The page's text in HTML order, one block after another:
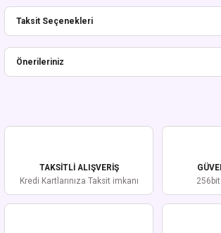
Bu ürüne ilk yorumu siz yapın!
Taksit Seçenekleri
Önerileriniz
Ürün resmi kalitesiz, bozuk veya
TAKSİTLİ ALIŞVERİŞ
Kredi Kartlarınıza Taksit imkanı
256bit